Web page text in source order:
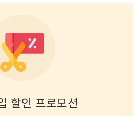
할인 프로모션